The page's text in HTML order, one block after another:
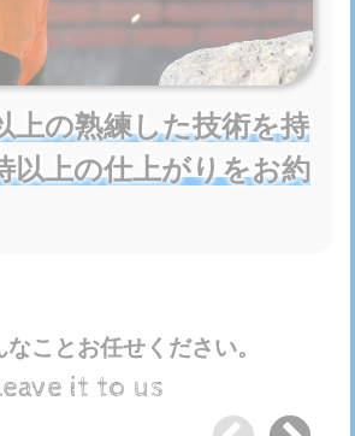
上の熟練した技術を持
以上の仕上がりをお約
ことお任せください。
it to us